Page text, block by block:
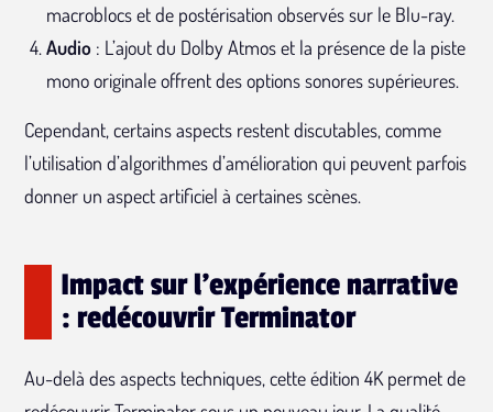
macroblocs et de postérisation observés sur le Blu-ray.
Audio : L’ajout du Dolby Atmos et la présence de la piste
mono originale offrent des options sonores supérieures.
Cependant, certains aspects restent discutables, comme
l’utilisation d’algorithmes d’amélioration qui peuvent parfois
donner un aspect artificiel à certaines scènes.
Impact sur l'expérience narrative
: redécouvrir Terminator
Au-delà des aspects techniques, cette édition 4K permet de